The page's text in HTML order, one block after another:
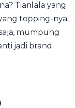
Tianlala yang
topping-nya
mumpung
jadi brand